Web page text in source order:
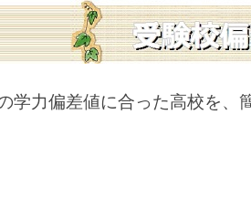
学力偏差値に合った高校を、